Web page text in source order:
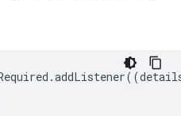
.addListener((